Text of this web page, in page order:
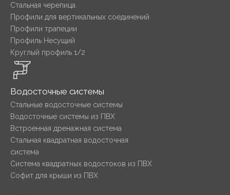
Стальная черепица
Профили для вертикальных соединений
Профили трапеции
Профиль Несущий
Круглый профиль 1/2
Водосточные системы
Стальные водосточные системы
Водосточные системы из ПВХ
Встроенная дренажная система
Стальная квадратная водосточная
система
Система квадратных водостоков из ПВХ
Софит для крыши из ПВХ